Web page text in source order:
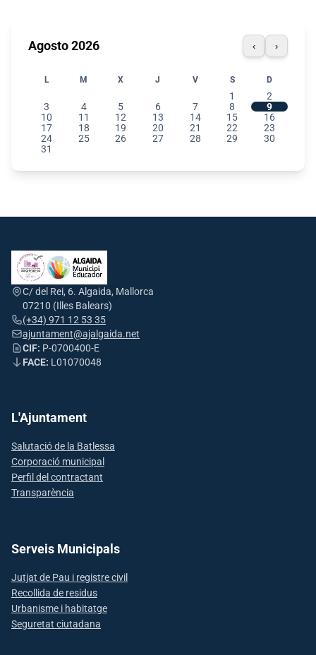
Agosto 2026 ‹ ›
L M X J V S D
1
2
3
4 5 6 7 8
9
10
11 12 13 14 15
16
17
18 19 20 21 22
23
24
25 26 27 28 29
30
31
C/ del Rei, 6. Algaida, Mallorca
07210 (Illes Balears)
(+34) 971 12 53 35
ajuntament@ajalgaida.net
CIF: P-0700400-E
FACE: L01070048
L'Ajuntament
Salutació de la Batlessa
Corporació municipal
Perfil del contractant
Transparència
Serveis Municipals
Jutjat de Pau i registre civil
Recollida de residus
Urbanisme i habitatge
Seguretat ciutadana